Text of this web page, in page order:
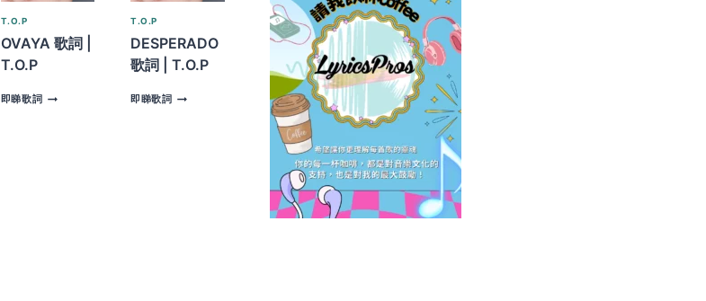
T.O.P
OVAYA 歌詞 |
T.O.P
即睇歌詞OVAYA
T.O.P
DESPERADO
歌詞 | T.O.P
即睇歌詞DESPERADO